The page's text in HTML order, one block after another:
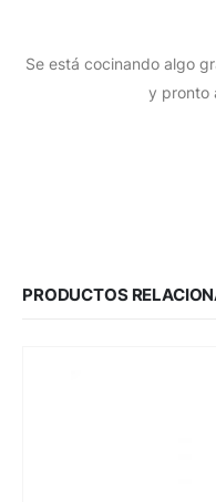
Se está cocinando algo
y pronto
PRODUCTOS